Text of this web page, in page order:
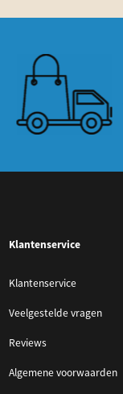
Klantenservice
Klantenservice
Veelgestelde vragen
Reviews
Algemene voorwaarden